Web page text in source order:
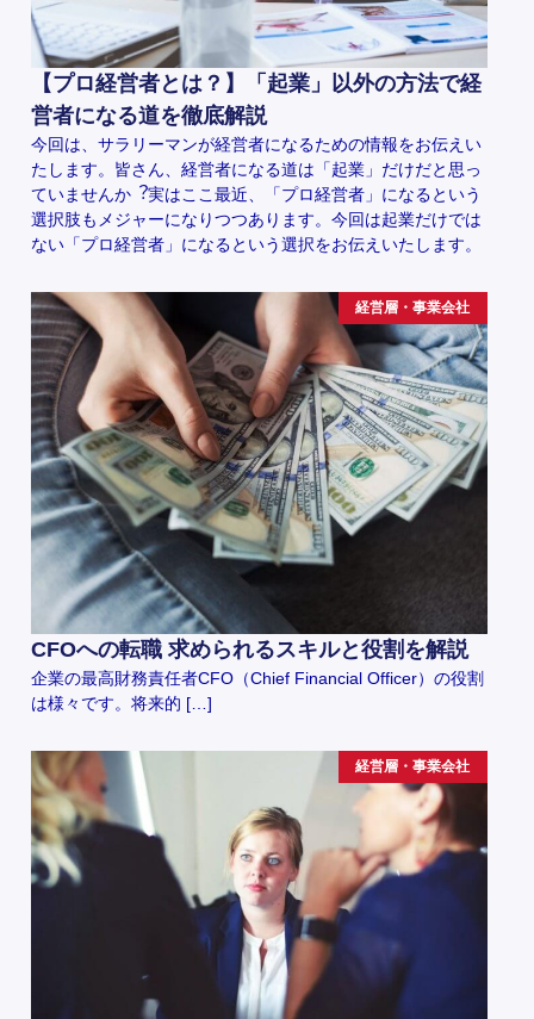
【プロ経営者とは？】「起業」以外の方法で経
営者になる道を徹底解説
今回は、サラリーマンが経営者になるための情報をお伝えい
たします。皆さん、経営者になる道は「起業」だけだと思っ
ていませんか︖実はここ最近、「プロ経営者」になるという
選択肢もメジャーになりつつあります。今回は起業だけでは
ない「プロ経営者」になるという選択をお伝えいたします。
経営層・事業会社
CFOへの転職 求められるスキルと役割を解説
企業の最高財務責任者CFO（Chief Financial Officer）の役割
は様々です。将来的 […]
経営層・事業会社